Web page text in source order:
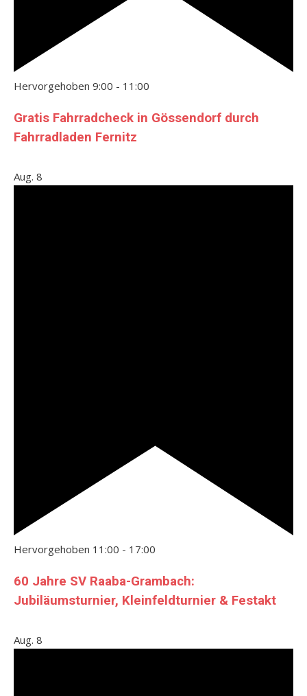
Hervorgehoben 9:00 - 11:00
Gratis Fahrradcheck in Gössendorf durch
Fahrradladen Fernitz
Aug. 8
Hervorgehoben 11:00 - 17:00
60 Jahre SV Raaba-Grambach:
Jubiläumsturnier, Kleinfeldturnier & Festakt
Aug. 8